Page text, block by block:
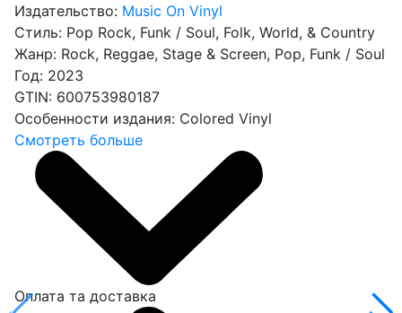
Издательство: Music On Vinyl
Стиль: Pop Rock, Funk / Soul, Folk, World, & Country
Жанр: Rock, Reggae, Stage & Screen, Pop, Funk / Soul
Год: 2023
GTIN: 600753980187
Особенности издания: Colored Vinyl
Смотреть больше
Оплата та доставка